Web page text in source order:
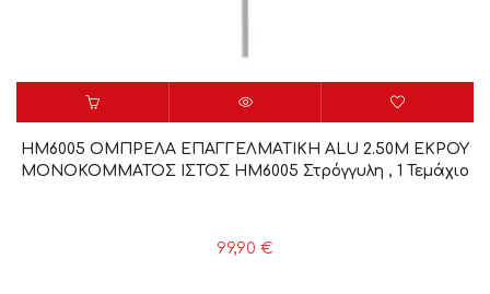
HM6005 ΟΜΠΡΕΛΑ ΕΠΑΓΓΕΛΜΑΤΙΚΗ ALU 2.50Μ ΕΚΡΟΥ
ΜΟΝΟΚΟΜΜΑΤΟΣ ΙΣΤΟΣ HM6005 Στρόγγυλη , 1 Τεμάχιο
99,90 €